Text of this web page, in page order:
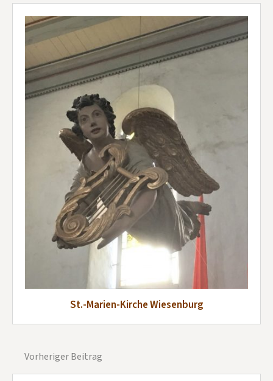
St.-Marien-Kirche Wiesenburg
Vorheriger Beitrag